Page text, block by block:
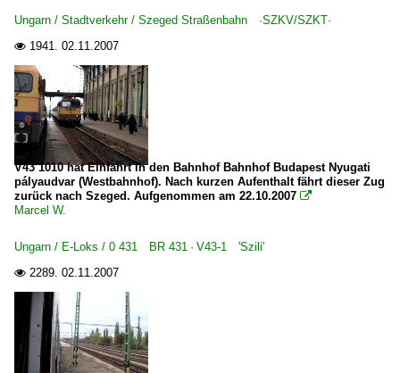
Ungarn / Stadtverkehr / Szeged Straßenbahn ·SZKV/SZKT·
 1941. 02.11.2007
V43 1010 hat Einfahrt in den Bahnhof Bahnhof Budapest Nyugati
pályaudvar (Westbahnhof). Nach kurzen Aufenthalt fährt dieser Zug
zurück nach Szeged. Aufgenommen am 22.10.2007 
Marcel W.
Ungarn / E-Loks / 0 431 BR 431 · V43-1 'Szili'
 2289. 02.11.2007